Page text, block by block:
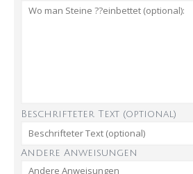
Beschrifteter Text (optional)
Andere Anweisungen